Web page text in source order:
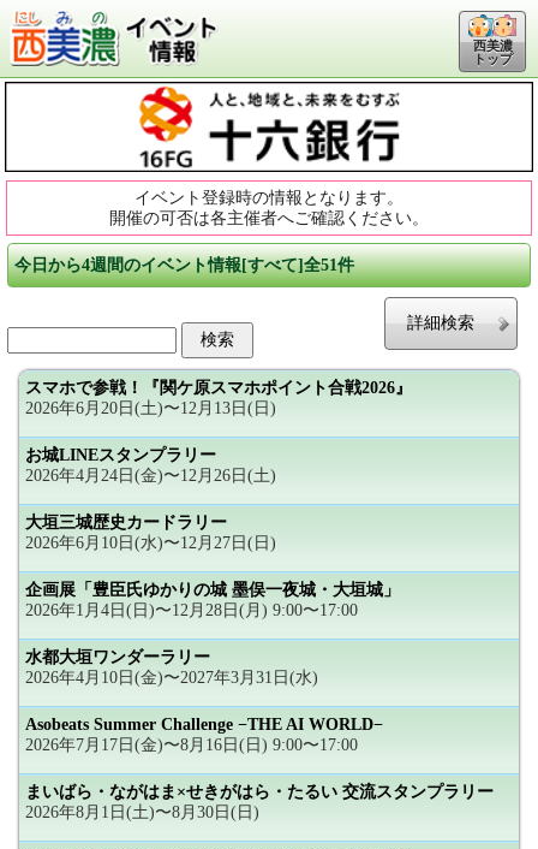
西美濃
トップ
イベント登録時の情報となります。
開催の可否は各主催者へご確認ください。
今日から4週間のイベント情報[すべて]全51件
詳細検索
スマホで参戦！『関ケ原スマホポイント合戦2026』
2026年6月20日(土)〜12月13日(日)
お城LINEスタンプラリー
2026年4月24日(金)〜12月26日(土)
大垣三城歴史カードラリー
2026年6月10日(水)〜12月27日(日)
企画展「豊臣氏ゆかりの城 墨俣一夜城・大垣城」
2026年1月4日(日)〜12月28日(月) 9:00〜17:00
水都大垣ワンダーラリー
2026年4月10日(金)〜2027年3月31日(水)
Asobeats Summer Challenge −THE AI WORLD−
2026年7月17日(金)〜8月16日(日) 9:00〜17:00
まいばら・ながはま×せきがはら・たるい 交流スタンプラリー
2026年8月1日(土)〜8月30日(日)